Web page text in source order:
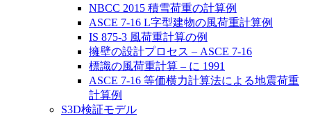
NBCC 2015 積雪荷重の計算例
ASCE 7-16 L字型建物の風荷重計算例
IS 875-3 風荷重計算の例
擁壁の設計プロセス – ASCE 7-16
標識の風荷重計算 – に 1991
ASCE 7-16 等価横力計算法による地震荷重
計算例
S3D検証モデル